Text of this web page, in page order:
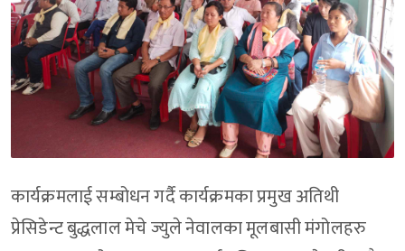
कार्यक्रमलाई सम्बोधन गर्दै कार्यक्रमका प्रमुख अतिथी
प्रेसिडेन्ट बुद्धलाल मेचे ज्युले नेवालका मूलबासी मंगोलहरु